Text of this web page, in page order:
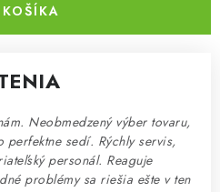
Neobmedzený výber tovaru,
perfektne sedí. Rýchly servis,
personál. Reaguje
problémy sa riešia ešte v ten